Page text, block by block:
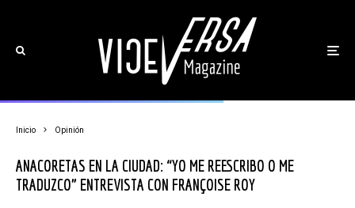
Inicio Opinión
ANACORETAS EN LA CIUDAD: “YO ME REESCRIBO O ME
TRADUZCO” ENTREVISTA CON FRANÇOISE ROY